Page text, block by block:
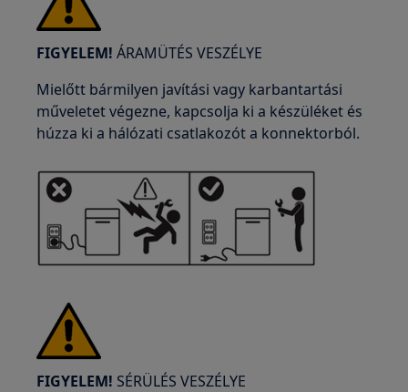
FIGYELEM! ÁRAMÜTÉS VESZÉLYE
Mielőtt bármilyen javítási vagy karbantartási
műveletet végezne, kapcsolja ki a készüléket és
húzza ki a hálózati csatlakozót a konnektorból.
FIGYELEM! SÉRÜLÉS VESZÉLYE